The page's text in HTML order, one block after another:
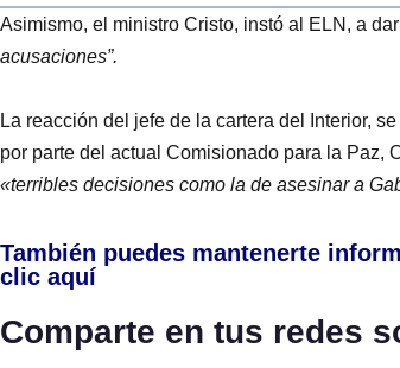
Asimismo, el ministro Cristo, instó al ELN, a dar
acusaciones”.
La reacción del jefe de la cartera del Interior,
por parte del actual Comisionado para la Paz,
«terribles decisiones como la de asesinar a
También puedes mantenerte
clic aquí
Comparte en tus redes